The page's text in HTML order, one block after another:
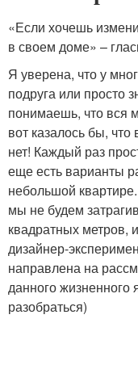
«Если хочешь
в своем доме» –
Я уверена, что у
подруга или просто
понимаешь, что вся
вот казалось бы,
нет! Каждый раз
еще есть варианты
небольшой
мы не будем
квадратных метров,
дизайнер-
направлена на
данного
разобраться)